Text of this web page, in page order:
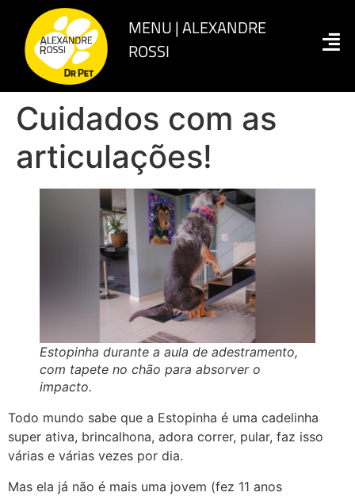
Cuidados com as
articulações!
Estopinha durante a aula de adestramento,
com tapete no chão para absorver o
impacto.
Todo mundo sabe que a Estopinha é uma cadelinha
super ativa, brincalhona, adora correr, pular, faz isso
várias e várias vezes por dia.
Mas ela já não é mais uma jovem (fez 11 anos